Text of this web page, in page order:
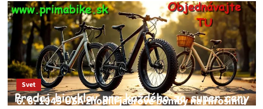
Svet
6. 8. 1945 USA zhodili jadrové bomby na Hirošimu